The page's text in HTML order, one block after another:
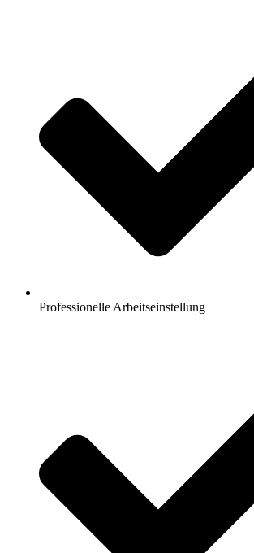
Professionelle Arbeitseinstellung